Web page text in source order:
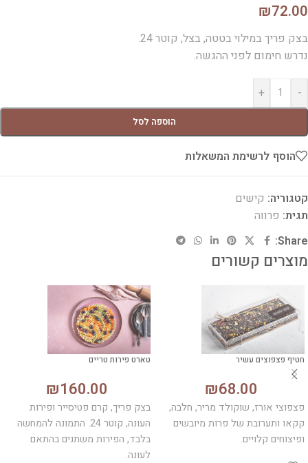
₪72.00
בצק פריך במילוי בטטה, בצל, קוטר 24.
נדרש חימום לפני ההגשה.
-
+
הוספה לסל
הוסף לרשימת המשאלות
קטגוריה: קישים
תגית: פרווה
Share:
מוצרים קשורים
חטיף פצפוצים עשיר
₪68.00
פצפוצי אורז, שוקולד מריר, חלבה,
קקאו ותערובת של פרות מיובשים
ופיצוחים קלויים.
טארט פירות טריים
₪160.00
בצק פריך, קרם פטיסייר ופירות
העונה, קוטר 24. התמונה להמחשה
בלבד, הפירות משתנים בהתאם
לעונה.